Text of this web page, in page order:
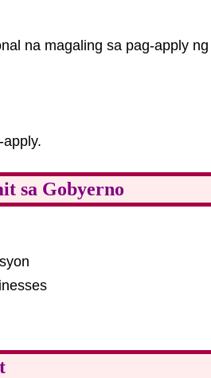
na magaling sa pag-apply
sa Gobyerno